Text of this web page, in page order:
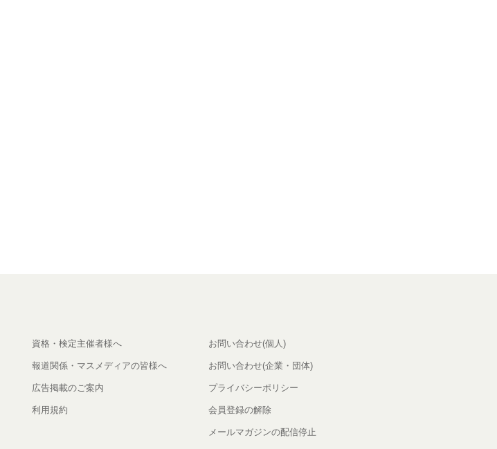
資格・検定主催者様へ
報道関係・マスメディアの皆様へ
広告掲載のご案内
利用規約
お問い合わせ(個人)
お問い合わせ(企業・団体)
プライバシーポリシー
会員登録の解除
メールマガジンの配信停止